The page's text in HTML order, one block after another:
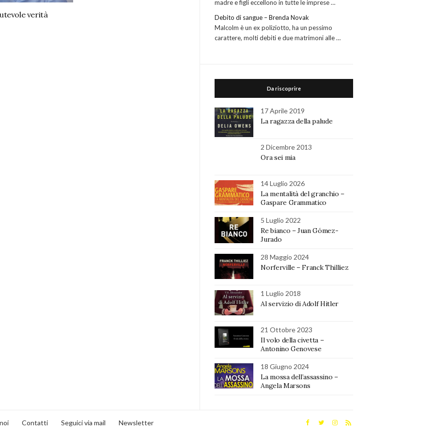
verità
madre e figli eccellono in tutte le imprese …
Debito di sangue – Brenda Novak
Malcolm è un ex poliziotto, ha un pessimo
carattere, molti debiti e due matrimoni alle …
Da riscoprire
17 Aprile 2019
La ragazza della palude
2 Dicembre 2013
Ora sei mia
14 Luglio 2026
La mentalità del granchio –
Gaspare Grammatico
5 Luglio 2022
Re bianco – Juan Gómez-
Jurado
28 Maggio 2024
Norferville – Franck Thilliez
1 Luglio 2018
Al servizio di Adolf Hitler
21 Ottobre 2023
Il volo della civetta –
Antonino Genovese
18 Giugno 2024
La mossa dell’assassino –
Angela Marsons
Contatti Seguici via mail Newsletter